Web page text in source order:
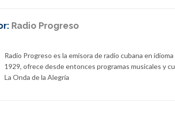
Radio Progreso
Radio Progreso es la emisora de radio cubana en
1929, ofrece desde entonces programas musicales y
La Onda de la Alegría